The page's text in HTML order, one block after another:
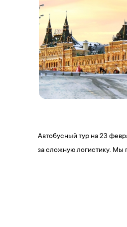
Автобусный тур на 23
за сложную логистику. Мы